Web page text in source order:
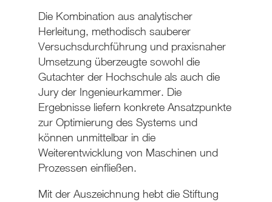
Die Kombination aus analytischer
Herleitung, methodisch sauberer
Versuchsdurchführung und praxisnaher
Umsetzung überzeugte sowohl die
Gutachter der Hochschule als auch die
Jury der Ingenieurkammer. Die
Ergebnisse liefern konkrete Ansatzpunkte
zur Optimierung des Systems und
können unmittelbar in die
Weiterentwicklung von Maschinen und
Prozessen einfließen.
Mit der Auszeichnung hebt die Stiftung